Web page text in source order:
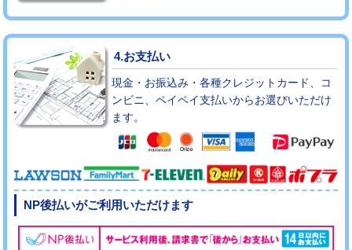
4.お支払い
現金・お振込み・各種クレジットカード、コ
ンビニ、ペイペイ支払いからお選びいただけ
ます。
NP後払いがご利用いただけます